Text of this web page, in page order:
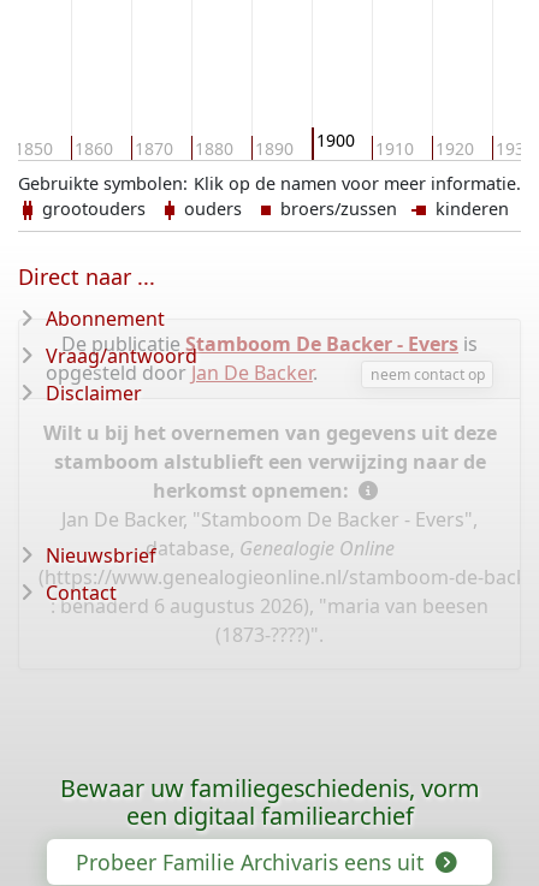
1850 1860 1870 1880 1890 1900 1910 1920 1930
Klik op de namen voor meer informatie.
Gebruikte symbolen:
grootouders
ouders broers/zussen kinderen
De publicatie Stamboom De Backer - Evers is
opgesteld door Jan De Backer. neem contact op
Wilt u bij het overnemen van gegevens uit deze
stamboom alstublieft een verwijzing naar de
herkomst opnemen:
Jan De Backer, "Stamboom De Backer - Evers",
database, Genealogie Online
(https://www.genealogieonline.nl/stamboom-de-
: benaderd 6 augustus 2026), "maria van beesen
(1873-????)".
Direct naar ...
Abonnement
Vraag/antwoord
Disclaimer
Nieuwsbrief
Contact
Bewaar uw familiegeschiedenis, vorm
een digitaal familiearchief
Probeer Familie Archivaris eens uit